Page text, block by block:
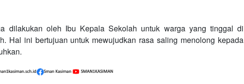
dilakukan oleh Ibu Kepala Sekolah untuk warga yang tinggal di
Hal ini bertujuan untuk mewujudkan rasa saling menolong kepada